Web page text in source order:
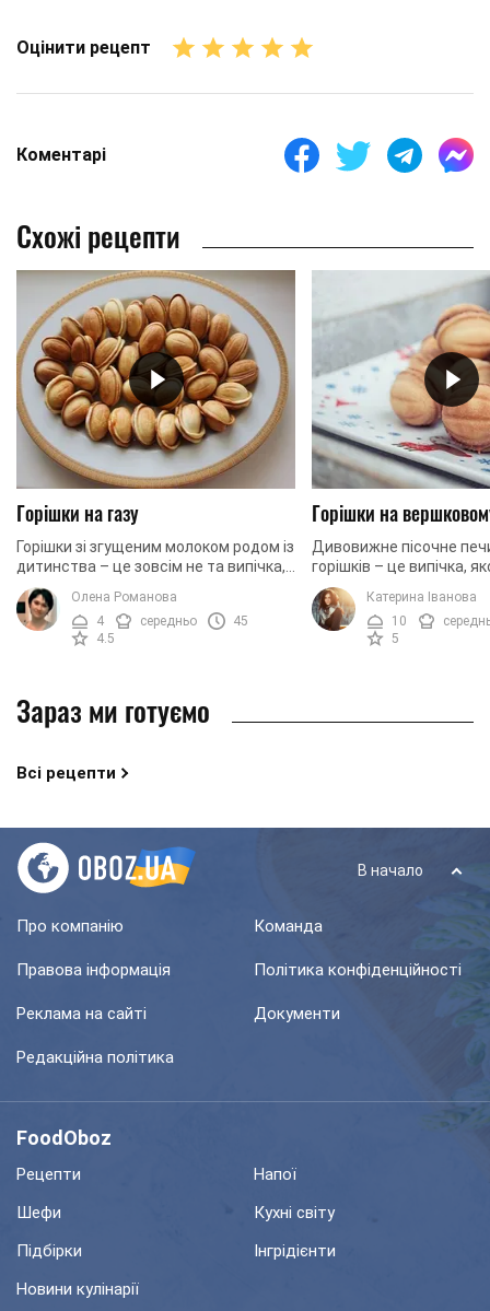
Оцінити рецепт
Коментарі
Схожі рецепти
Горішки на газу
Горішки зі згущеним молоком родом із
дитинства – це зовсім не та випічка,
яку зараз пропонують нам у
магазинах. Візуальна схожість не
замінить ...
Олена Романова
4
середньо
45
4.5
Горішки на
Дивовижне пісочне
горішків – це випічка,
радянському
балувала кожна мама.
порадувати свою ...
Катерина Іванова
10
5
Зараз ми готуємо
Всі рецепти
В начало
Про компанію Команда
Правова інформація Політика конфіденційності
Реклама на сайті Документи
Редакційна політика
FoodOboz
Рецепти
Напої
Шефи
Кухні світу
Підбірки
Інгрідієнти
Новини кулінарії